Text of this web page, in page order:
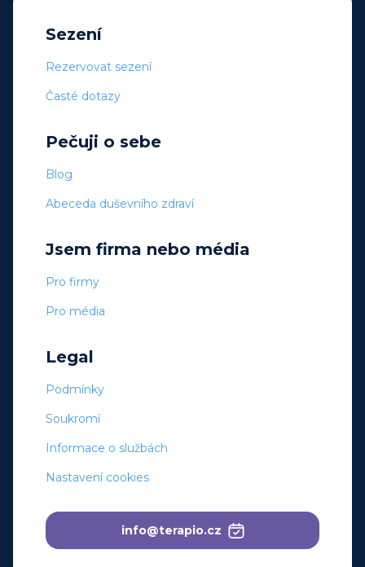
Sezení
Rezervovat sezení
Časté dotazy
Pečuji o sebe
Blog
Abeceda duševního zdraví
Jsem firma nebo média
Pro firmy
Pro média
Legal
Podmínky
Soukromí
Informace o službách
Nastavení cookies
info@terapio.cz